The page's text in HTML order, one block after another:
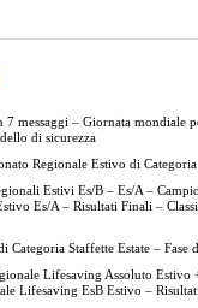
7 messaggi – Giornata mondiale
di sicurezza
Regionale Estivo di
Estivi Es/B – Es/A –
Es/A – Risultati Finali –
Categoria Staffette Estate – Fase
Lifesaving Assoluto Estivo
Lifesaving EsB Estivo –